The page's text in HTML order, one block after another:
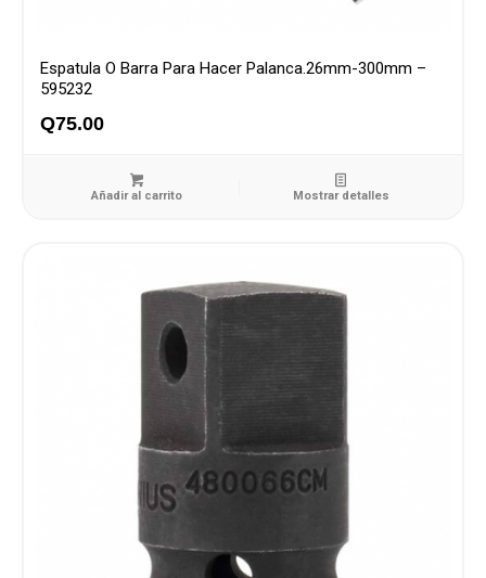
Espatula O Barra Para Hacer Palanca.26mm-300mm –
595232
Q75.00
Añadir al carrito Mostrar detalles